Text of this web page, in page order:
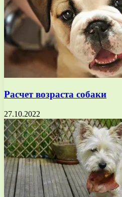
Расчет возраста собаки
27.10.2022